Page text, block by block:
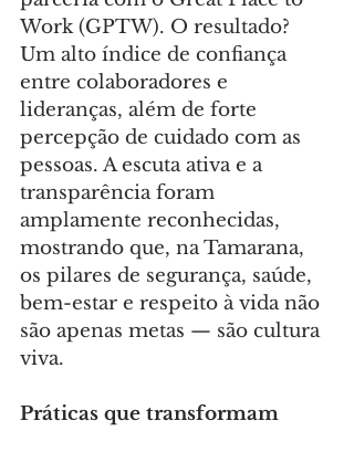
Work (GPTW). O resultado?
Um alto índice de confiança
entre colaboradores e
lideranças, além de forte
percepção de cuidado com as
pessoas. A escuta ativa e a
transparência foram
amplamente reconhecidas,
mostrando que, na Tamarana,
os pilares de segurança, saúde,
bem-estar e respeito à vida não
são apenas metas — são cultura
viva.
Práticas que transformam